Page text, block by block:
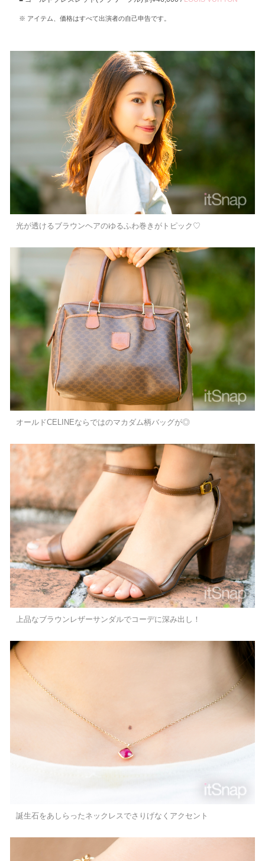
アイテム、価格はすべて出演者の自己申告です。
光が透けるブラウンヘアのゆるふわ巻きがトピック♡
オールドCELINEならではのマカダム柄バッグが◎
上品なブラウンレザーサンダルでコーデに深み出し！
誕生石をあしらったネックレスでさりげなくアクセント